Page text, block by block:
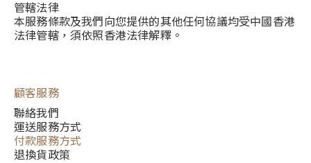
管轄法律
本服務條款及我們向您提供的其他任何協議均受中國香港
法律管轄，須依照香港法律解釋。
顧客服務
聯絡我們
運送服務方式
付款服務方式
退換貨政策